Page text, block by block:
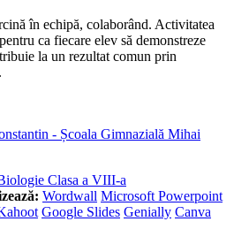
în echipă, colaborând. Activitatea
ca fiecare elev să demonstreze
la un rezultat comun prin
- Școala Gimnazială Mihai
Clasa a VIII-a
Wordwall Microsoft Powerpoint
Google Slides Genially Canva